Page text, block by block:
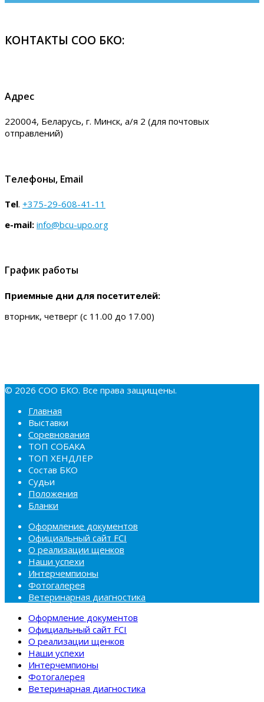
Зав. и вл. Белова Ю.
КОНТАКТЫ СОО БКО:
Адрес
220004, Беларусь, г. Минск, а/я 2 (для почтовых
отправлений)
Телефоны, Email
Tel. +375-29-608-41-11
e-mail: info@bcu-upo.org
График работы
Приемные дни для посетителей:
вторник, четверг (с 11.00 до 17.00)
© 2026 СОО БКО. Все права защищены.
Главная
Выставки
Соревнования
ТОП СОБАКА
ТОП ХЕНДЛЕР
Состав БКО
Судьи
Положения
Бланки
Оформление документов
Официальный сайт FCI
О реализации щенков
Наши успехи
Интерчемпионы
Фотогалерея
Ветеринарная диагностика
Оформление документов
Официальный сайт FCI
О реализации щенков
Наши успехи
Интерчемпионы
Фотогалерея
Ветеринарная диагностика